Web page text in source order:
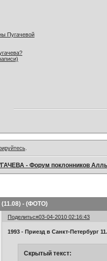
Пугачевой
.
- Форум поклонников
(11.08) - (ФОТО)
Поделиться03-04-2010 02:16:43
1993 - Приезд в Санкт-Петербург
Скрытый текст: